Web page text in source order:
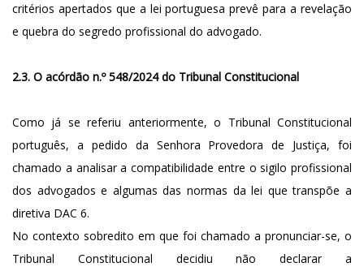
critérios apertados que a lei portuguesa prevê para a revelação
e quebra do segredo profissional do advogado.
2.3. O acórdão n.º 548/2024 do Tribunal Constitucional
Como já se referiu anteriormente, o Tribunal Constitucional
português, a pedido da Senhora Provedora de Justiça, foi
chamado a analisar a compatibilidade entre o sigilo profissional
dos advogados e algumas das normas da lei que transpõe a
diretiva DAC 6.
No contexto sobredito em que foi chamado a pronunciar-se, o
Tribunal Constitucional decidiu não declarar a